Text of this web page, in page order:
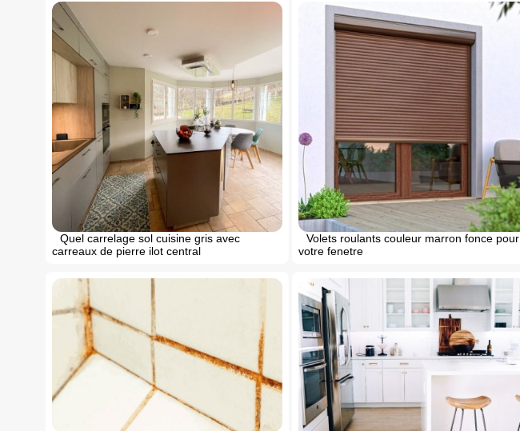
Quel carrelage sol cuisine gris avec
carreaux de pierre ilot central
Volets roulants couleur marron fonce pour
votre fenetre